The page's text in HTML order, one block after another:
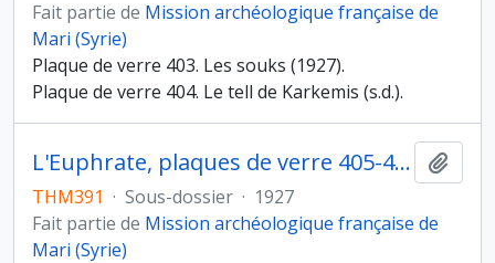
Fait partie de Mission archéologique française de
Mari (Syrie)
Plaque de verre 403. Les souks (1927).
Plaque de verre 404. Le tell de Karkemis (s.d.).
L'Euphrate, plaques de verre 405-406
THM391 · Sous-dossier · 1927
Fait partie de Mission archéologique française de
Mari (Syrie)